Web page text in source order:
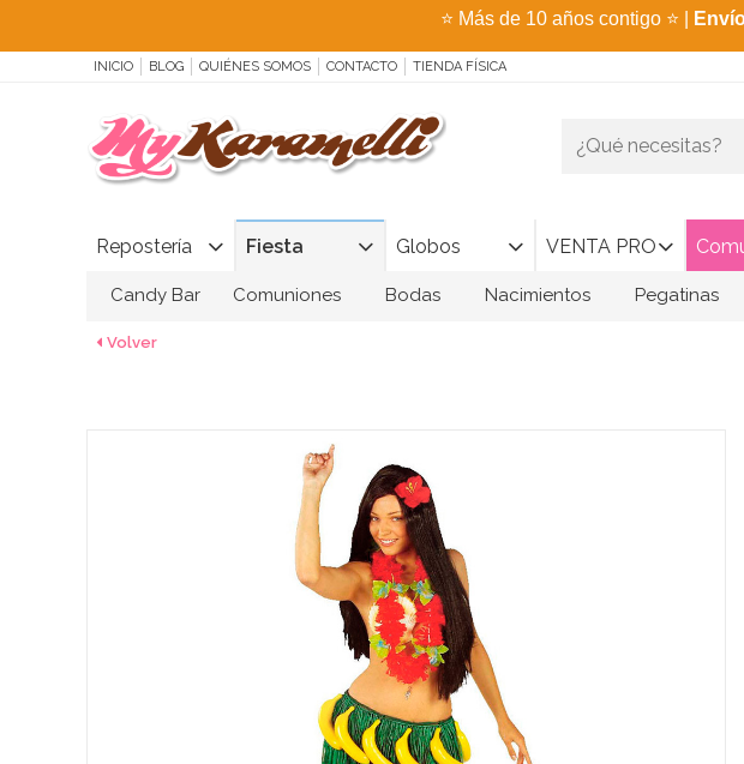
⭐ Más de 10 años contigo ⭐
INICIO BLOG QUIÉNES SOMOS CONTACTO TIENDA FÍSICA
Repostería Fiesta Globos VENTA PRO
Candy Bar Comuniones Bodas Nacimientos Pegatinas
Volver